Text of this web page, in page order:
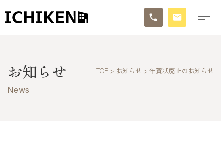
ブログ
お知らせ
News
TOP > お知らせ > 年賀状廃止のお知らせ